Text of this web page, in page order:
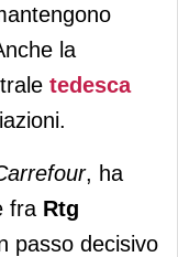
la
tedesca
, ha
fra Rtg
passo decisivo